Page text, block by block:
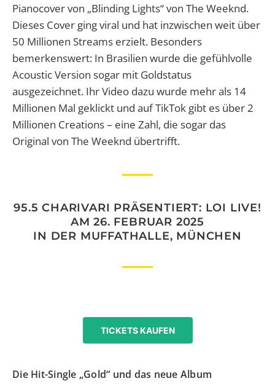
Pianocover von „Blinding Lights“ von The Weeknd.
Dieses Cover ging viral und hat inzwischen weit über
50 Millionen Streams erzielt. Besonders
bemerkenswert: In Brasilien wurde die gefühlvolle
Acoustic Version sogar mit Goldstatus
ausgezeichnet. Ihr Video dazu wurde mehr als 14
Millionen Mal geklickt und auf TikTok gibt es über 2
Millionen Creations – eine Zahl, die sogar das
Original von The Weeknd übertrifft.
95.5 CHARIVARI PRÄSENTIERT: LOI LIVE!
AM 26. FEBRUAR 2025
IN DER MUFFATHALLE, MÜNCHEN
TICKETS KAUFEN
Die Hit-Single „Gold“ und das neue Album